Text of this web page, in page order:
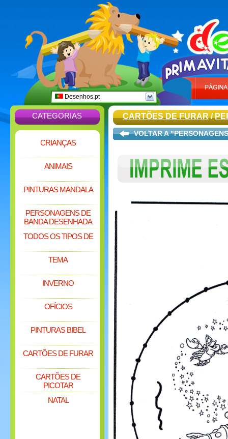
Desenhos.pt
CATEGORIAS
CRIANÇAS
ANIMAIS
PINTURAS MANDALA
PERSONAGENS DE
BANDA DESENHADA
TODOS OS TIPOS DE
TEMA
INVERNO
OFÍCIOS
PINTURAS BIBEL
CARTÕES DE FURAR
CARTÕES DE
PICOTAR
NATAL
CARTÕES DE FURAR/
VOLTAR A